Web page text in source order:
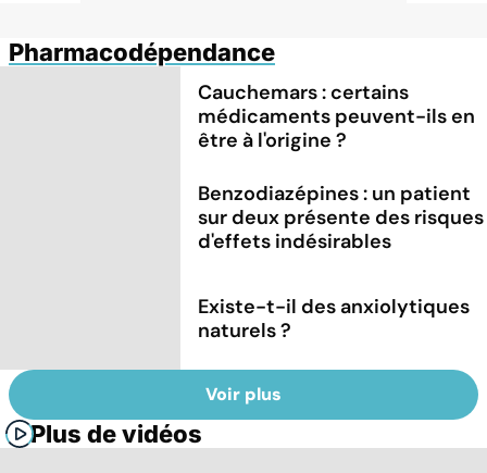
Pharmacodépendance
Cauchemars : certains
médicaments peuvent-ils en
être à l'origine ?
Benzodiazépines : un patient
sur deux présente des risques
d'effets indésirables
Existe-t-il des anxiolytiques
naturels ?
Voir plus
Plus de vidéos